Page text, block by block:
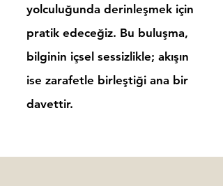
yolculuğunda derinleşmek için
pratik edeceğiz.​ Bu buluşma,
bilginin içsel sessizlikle; akışın
ise zarafetle birleştiği ana bir
davettir.